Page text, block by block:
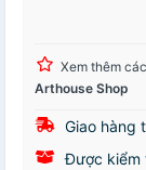
Xem thêm
Arthouse Shop
Giao hàng
Được kiểm